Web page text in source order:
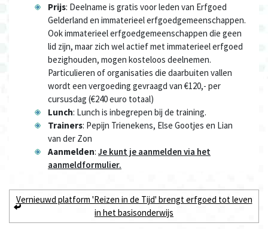
Prijs: Deelname is gratis voor leden van Erfgoed
Gelderland en immaterieel erfgoedgemeenschappen.
Ook immaterieel erfgoedgemeenschappen die geen
lid zijn, maar zich wel actief met immaterieel erfgoed
bezighouden, mogen kosteloos deelnemen.
Particulieren of organisaties die daarbuiten vallen
wordt een vergoeding gevraagd van €120,- per
cursusdag (€240 euro totaal)
Lunch: Lunch is inbegrepen bij de training.
Trainers: Pepijn Trienekens, Else Gootjes en Lian
van der Zon
Aanmelden: Je kunt je aanmelden via het
aanmeldformulier.
Vernieuwd platform 'Reizen in de Tijd' brengt erfgoed tot leven
in het basisonderwijs